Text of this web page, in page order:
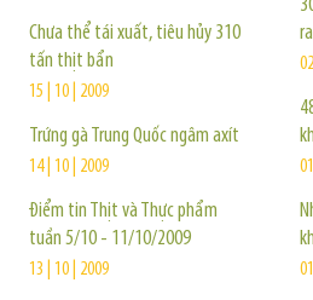
Chưa thể tái xuất, tiêu hủy 310
tấn thịt bẩn
15 | 10 | 2009
Trứng gà Trung Quốc ngâm axít
14 | 10 | 2009
Điểm tin Thịt và Thực phẩm
tuần 5/10 - 11/10/2009
13 | 10 | 2009